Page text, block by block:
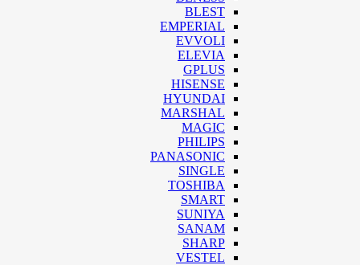
BLEST
EMPERIAL
EVVOLI
ELEVIA
GPLUS
HISENSE
HYUNDAI
MARSHAL
MAGIC
PHILIPS
PANASONIC
SINGLE
TOSHIBA
SMART
SUNIYA
SANAM
SHARP
VESTEL